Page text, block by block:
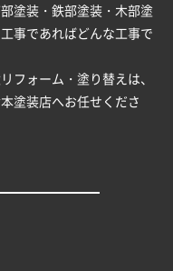
塗装・鉄部塗装・木部塗
事であればどんな工事で
フォーム・塗り替えは、
塗装店へお任せくださ